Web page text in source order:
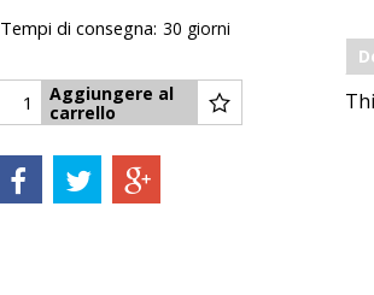
Tempi di consegna: 30 giorni
Aggiungere al
carrello